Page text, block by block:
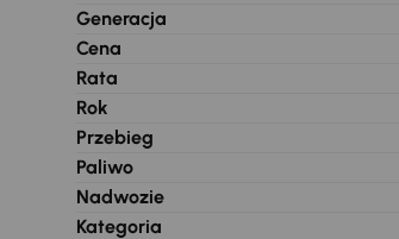
Generacja
Cena
Rata
Rok
Przebieg
Paliwo
Nadwozie
Kategoria